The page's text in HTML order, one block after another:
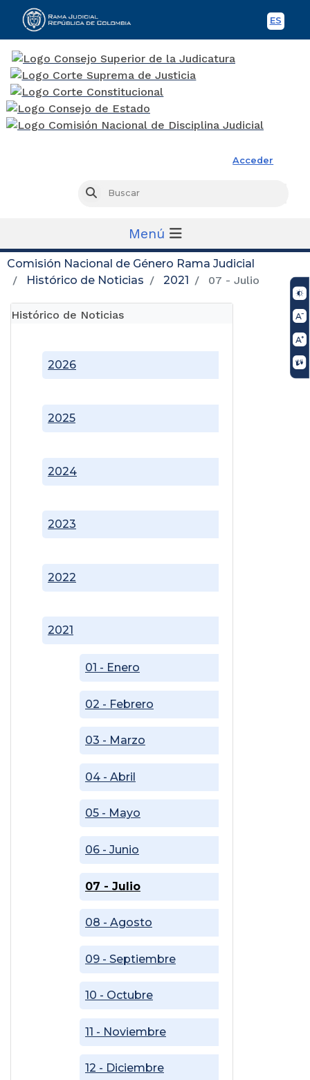
ES
Acceder
Buscar
Menú
Comisión Nacional de Género Rama Judicial
Histórico de Noticias
2021 07 - Julio
Histórico de Noticias
2021
01 - Enero
02 - Febrero
03 - Marzo
04 - Abril
05 - Mayo
06 - Junio
07 - Julio
08 - Agosto
09 - Septiembre
10 - Octubre
11 - Noviembre
12 - Diciembre
2022
2023
2024
2025
2026